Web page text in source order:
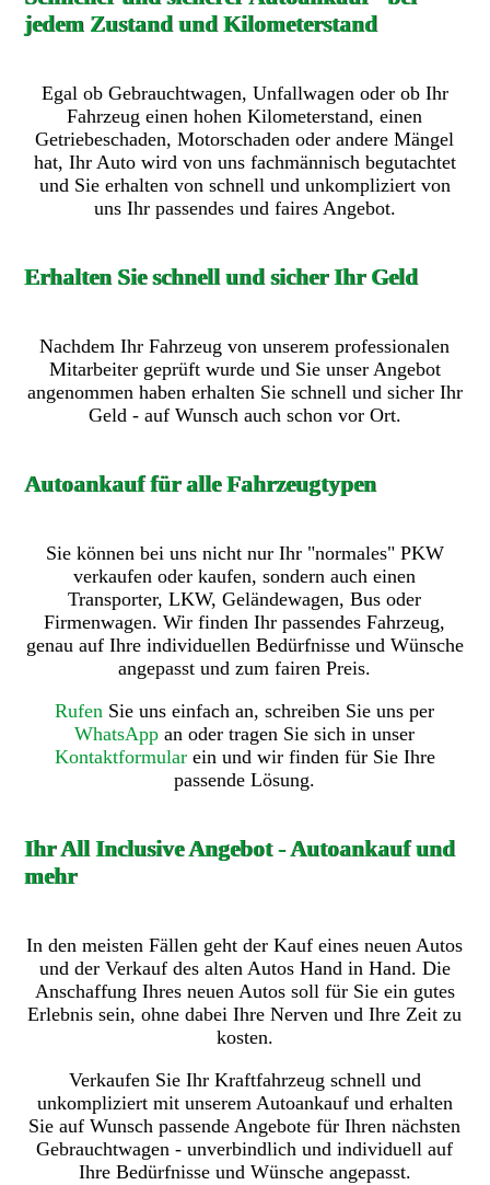
jedem Zustand und Kilometerstand
Egal ob Gebrauchtwagen, Unfallwagen oder ob Ihr
Fahrzeug einen hohen Kilometerstand, einen
Getriebeschaden, Motorschaden oder andere Mängel
hat, Ihr Auto wird von uns fachmännisch begutachtet
und Sie erhalten von schnell und unkompliziert von
uns Ihr passendes und faires Angebot.
Erhalten Sie schnell und sicher Ihr Geld
Nachdem Ihr Fahrzeug von unserem professionalen
Mitarbeiter geprüft wurde und Sie unser Angebot
angenommen haben erhalten Sie schnell und sicher Ihr
Geld - auf Wunsch auch schon vor Ort.
Autoankauf für alle Fahrzeugtypen
Sie können bei uns nicht nur Ihr "normales" PKW
verkaufen oder kaufen, sondern auch einen
Transporter, LKW, Geländewagen, Bus oder
Firmenwagen. Wir finden Ihr passendes Fahrzeug,
genau auf Ihre individuellen Bedürfnisse und Wünsche
angepasst und zum fairen Preis.
Rufen Sie uns einfach an, schreiben Sie uns per
WhatsApp an oder tragen Sie sich in unser
Kontaktformularein und wir finden für Sie Ihre
passende Lösung.
Ihr All Inclusive Angebot - Autoankauf und
mehr
In den meisten Fällen geht der Kauf eines neuen Autos
und der Verkauf des alten Autos Hand in Hand. Die
Anschaffung Ihres neuen Autos soll für Sie ein gutes
Erlebnis sein, ohne dabei Ihre Nerven und Ihre Zeit zu
kosten.
Verkaufen Sie Ihr Kraftfahrzeug schnell und
unkompliziert mit unserem Autoankauf und erhalten
Sie auf Wunsch passende Angebote für Ihren nächsten
Gebrauchtwagen - unverbindlich und individuell auf
Ihre Bedürfnisse und Wünsche angepasst.